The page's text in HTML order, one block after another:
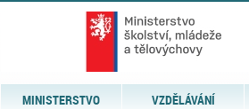
MINISTERSTVO VZDĚLÁVÁNÍ